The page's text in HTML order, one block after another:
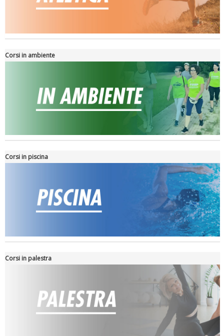
Tiziano Pesce nel Cda di Fondazione Terzjus: prima riunione a
Roma
Corsi in ambiente
Corsi in piscina
Corsi in palestra